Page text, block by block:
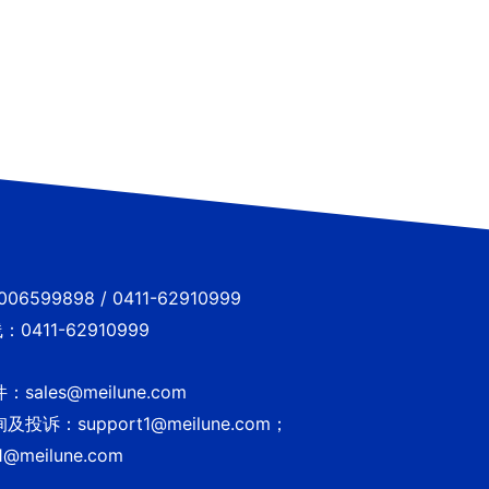
/ 0411-62910999
：0411-62910999
：sales@meilune.com
及投诉：support1@meilune.com；